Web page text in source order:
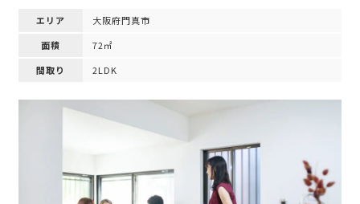
エリア
大阪府門真市
面積
72㎡
間取り
2LDK